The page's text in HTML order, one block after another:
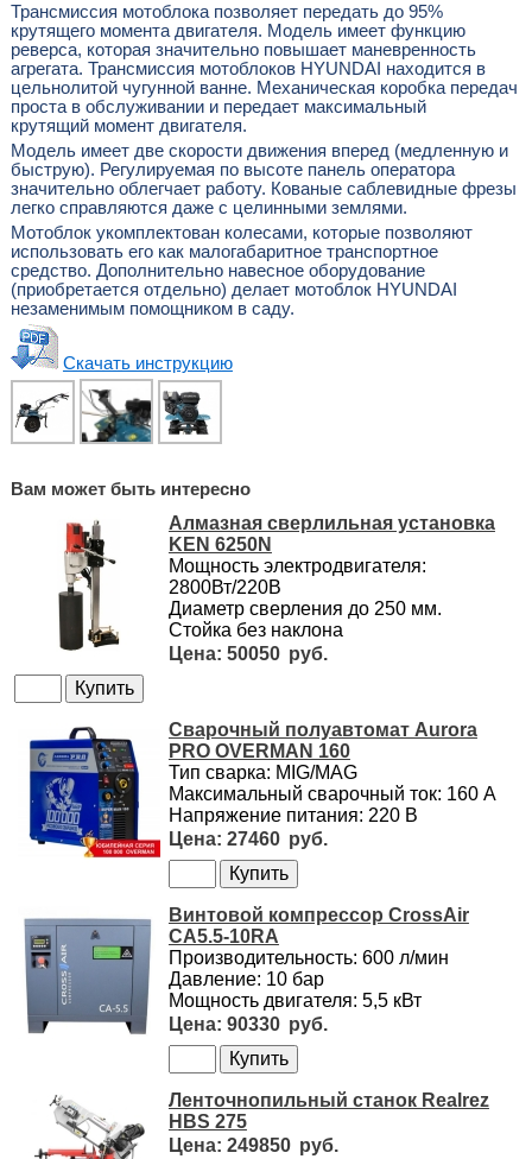
Трансмиссия мотоблока позволяет передать до 95%
крутящего момента двигателя. Модель имеет функцию
реверса, которая значительно повышает маневренность
агрегата. Трансмиссия мотоблоков HYUNDAI находится в
цельнолитой чугунной ванне. Механическая коробка передач
проста в обслуживании и передает максимальный
крутящий момент двигателя.
Модель имеет две скорости движения вперед (медленную и
быструю). Регулируемая по высоте панель оператора
значительно облегчает работу. Кованые саблевидные фрезы
легко справляются даже с целинными землями.
Мотоблок укомплектован колесами, которые позволяют
использовать его как малогабаритное транспортное
средство. Дополнительно навесное оборудование
(приобретается отдельно) делает мотоблок HYUNDAI
незаменимым помощником в саду.
Скачать инструкцию
Вам может быть интересно
Алмазная сверлильная установка
KEN 6250N
Мощность электродвигателя:
2800Вт/220В
Диаметр сверления до 250 мм.
Стойка без наклона
50050
Сварочный полуавтомат Aurora
PRO OVERMAN 160
Тип сварка: MIG/MAG
Максимальный сварочный ток: 160 А
Напряжение питания: 220 В
27460
Винтовой компрессор CrossAir
CA5.5-10RA
Производительность: 600 л/мин
Давление: 10 бар
Мощность двигателя: 5,5 кВт
90330
Ленточнопильный станок Realrez
HBS 275
249850